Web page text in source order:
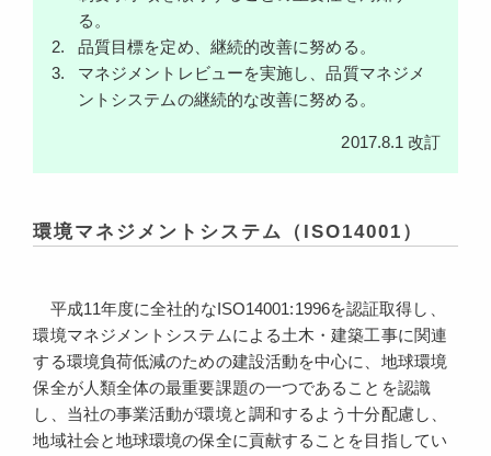
る。
品質目標を定め、継続的改善に努める。
マネジメントレビューを実施し、品質マネジメ
ントシステムの継続的な改善に努める。
2017.8.1 改訂
環境マネジメントシステム（ISO14001）
平成11年度に全社的なISO14001:1996を認証取得し、
環境マネジメントシステムによる土木・建築工事に関連
する環境負荷低減のための建設活動を中心に、地球環境
保全が人類全体の最重要課題の一つであることを認識
し、当社の事業活動が環境と調和するよう十分配慮し、
地域社会と地球環境の保全に貢献することを目指してい